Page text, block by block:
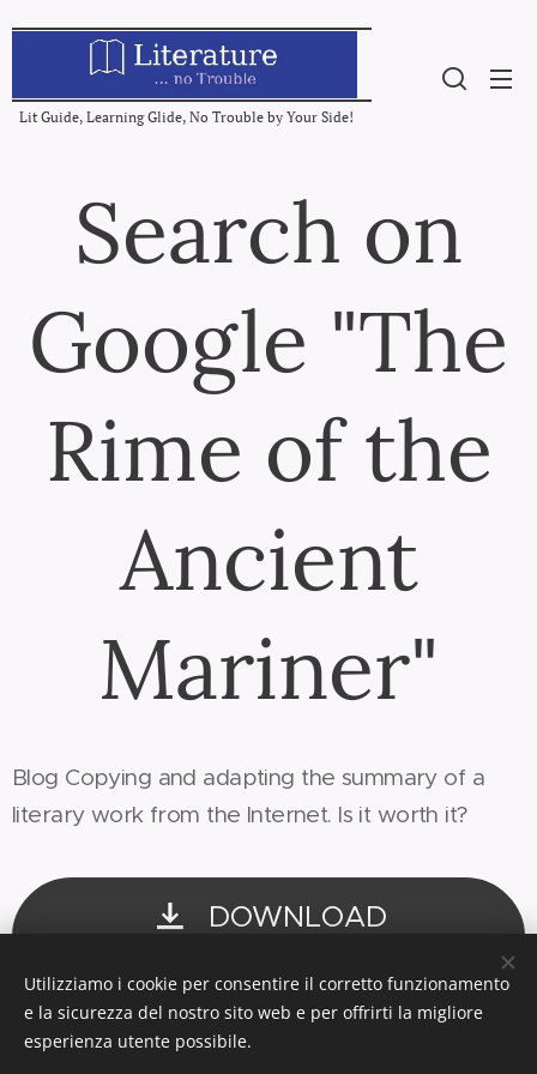
Lit Guide, Learning Glide, No Trouble by Your Side!
Search on
Google "The
Rime of the
Ancient
Mariner"
Blog Copying and adapting the summary of a
literary work from the Internet. Is it worth it?
DOWNLOAD
Utilizziamo i cookie per consentire il corretto funzionamento
e la sicurezza del nostro sito web e per offrirti la migliore
esperienza utente possibile.